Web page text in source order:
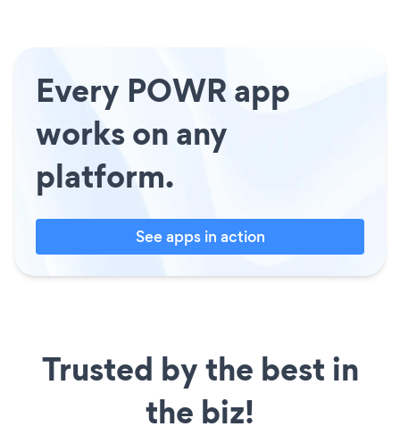
Every POWR app
works on any
platform.
See apps in action
Trusted by the best in
the biz!